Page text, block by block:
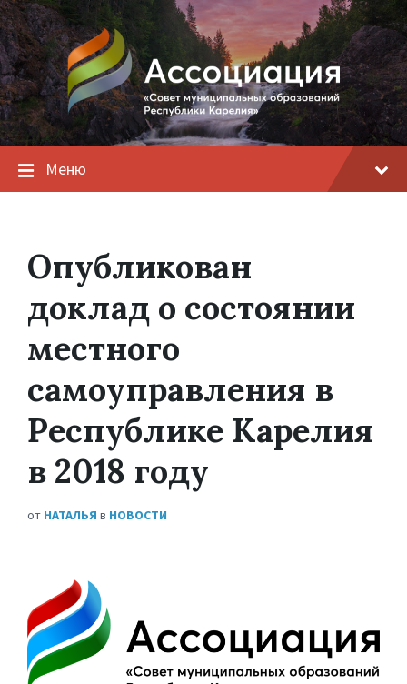
Меню
Опубликован
доклад о состоянии
местного
самоуправления в
Республике Карелия
в 2018 году
от НАТАЛЬЯ в НОВОСТИ